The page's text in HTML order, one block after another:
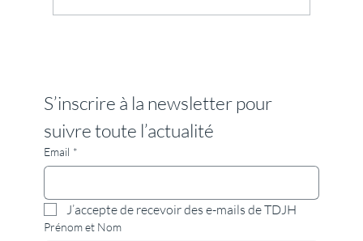
S’inscrire à la newsletter pour
suivre toute l’actualité
Email *
J’accepte de recevoir des e-mails de TDJH
Prénom et Nom